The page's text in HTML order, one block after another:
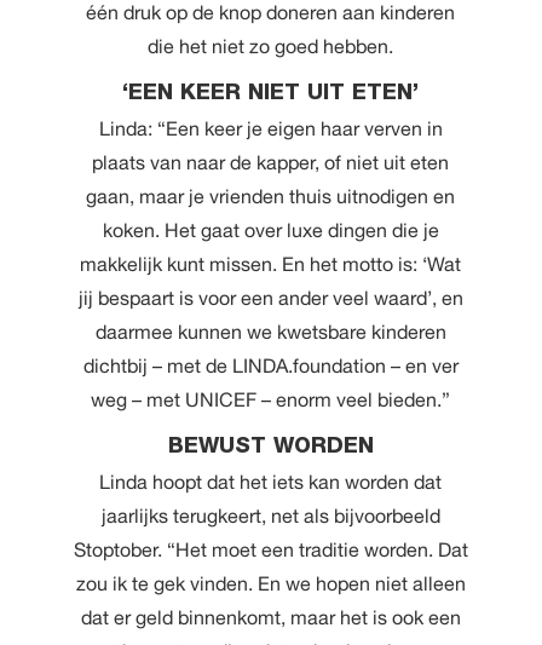
één druk op de knop doneren aan kinderen
die het niet zo goed hebben.
‘EEN KEER NIET UIT ETEN’
Linda: “Een keer je eigen haar verven in
plaats van naar de kapper, of niet uit eten
gaan, maar je vrienden thuis uitnodigen en
koken. Het gaat over luxe dingen die je
makkelijk kunt missen. En het motto is: ‘Wat
jij bespaart is voor een ander veel waard’, en
daarmee kunnen we kwetsbare kinderen
dichtbij – met de LINDA.foundation – en ver
weg – met UNICEF – enorm veel bieden.”
BEWUST WORDEN
Linda hoopt dat het iets kan worden dat
jaarlijks terugkeert, net als bijvoorbeeld
Stoptober. “Het moet een traditie worden. Dat
zou ik te gek vinden. En we hopen niet alleen
dat er geld binnenkomt, maar het is ook een